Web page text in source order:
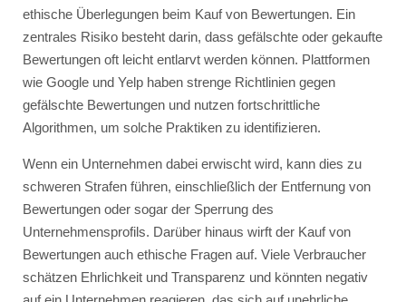
ethische Überlegungen beim Kauf von Bewertungen. Ein
zentrales Risiko besteht darin, dass gefälschte oder gekaufte
Bewertungen oft leicht entlarvt werden können. Plattformen
wie Google und Yelp haben strenge Richtlinien gegen
gefälschte Bewertungen und nutzen fortschrittliche
Algorithmen, um solche Praktiken zu identifizieren.
Wenn ein Unternehmen dabei erwischt wird, kann dies zu
schweren Strafen führen, einschließlich der Entfernung von
Bewertungen oder sogar der Sperrung des
Unternehmensprofils. Darüber hinaus wirft der Kauf von
Bewertungen auch ethische Fragen auf. Viele Verbraucher
schätzen Ehrlichkeit und Transparenz und könnten negativ